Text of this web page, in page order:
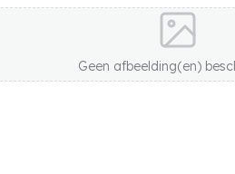
Geen afbeelding(en)